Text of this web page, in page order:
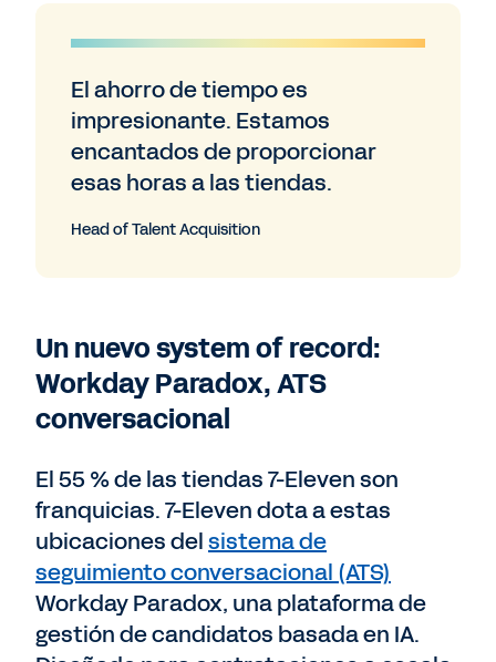
El ahorro de tiempo es
impresionante. Estamos
encantados de proporcionar
esas horas a las tiendas.
Head of Talent Acquisition
Un nuevo system of record:
Workday Paradox, ATS
conversacional
El 55 % de las tiendas 7-Eleven son
franquicias. 7-Eleven dota a estas
ubicaciones delsistema de
seguimiento conversacional (ATS)
Workday Paradox, una plataforma de
gestión de candidatos basada en IA.